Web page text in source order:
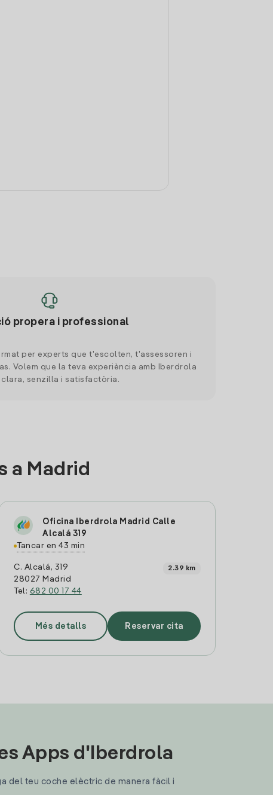
propera i professional
per experts que t'escolten, t'assessoren i
Volem que la teva experiència amb Iberdrola
clara, senzilla i satisfactòria.
a Madrid
Oficina Iberdrola Madrid Calle
Alcalá 319
Tancar en 43 min
C. Alcalá, 319
28027 Madrid
Tel: 682 00 17 44
2.39 km
Més detalls Reservar cita
Apps d'Iberdrola
del teu coche elèctric de manera fàcil i